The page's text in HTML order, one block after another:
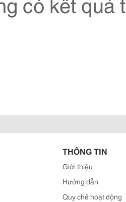
THÔNG TIN
Giới thiệu
Hướng dẫn
Quy chế hoạt động